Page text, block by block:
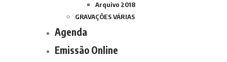
Arquivo 2018
GRAVAÇÕES VÁRIAS
Agenda
Emissão Online